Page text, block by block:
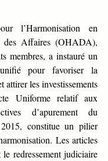
l’Harmonisation en
Affaires (OHADA),
membres, a instauré un
pour favoriser la
attirer les investissements
Uniforme relatif aux
d’apurement du
constitue un pilier
Les articles
redressement judiciaire